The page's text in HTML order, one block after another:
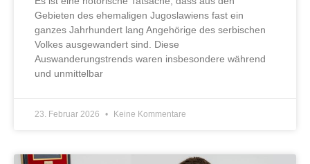
Gebieten des ehemaligen Jugoslawiens fast ein
ganzes Jahrhundert lang Angehörige des serbischen
Volkes ausgewandert sind. Diese
Auswanderungstrends waren insbesondere während
und unmittelbar
23. Februar 2026 Keine Kommentare